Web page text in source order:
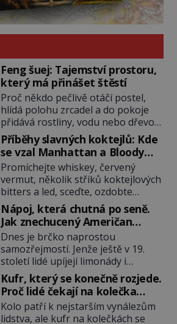
Feng šuej: Tajemství prostoru,
který má přinášet štěstí
Proč někdo pečlivě otáčí postel,
hlídá polohu zrcadel a do pokoje
přidává rostliny, vodu nebo dřevo?
Feng šuej tvrdí, že domov není jen
soubor zdí a nábytku. Je to prostor,
kterým proudí energie čchi a jeho
uspořádání může ovlivňovat, jak se
v něm člověk cítí. Feng šuej má
kořeny ve staré Číně a jeho historie
[…]
Příběhy slavných koktejlů: Kde
se vzal Manhattan a Bloody
Mary?
Promíchejte whiskey, červený
vermut, několik střiků koktejlových
bitters a led, sceďte, ozdobte
koktejlovou třešinkou a tadá…
Manhattan je tu! A pokud to má být
skutečně on, dejte si pozor, ať
místo klasické americké rye
whiskey či klidně bourbonu
nepoužijete skotskou whisku. Co
se stane? Inu, koktejl bude stále
skvělý, ale už to nebude
Manhattan ale […]
Nápoj, která chutná po seně.
Jak znechucený Američan
vymyslel brčko
Dnes je brčko naprostou
samozřejmostí. Jenže ještě v 19.
století lidé upíjejí limonády i
koktejly dutými stébly žita nebo
žitné slámy. Fungují sice dobře,
mají ale jednu nepříjemnou
vlastnost po chvíli se rozmáčejí a
Kufr, který se konečně rozjede.
Proč lidé čekají na kolečka
téměř pět tisíc let?
Kolo patří k nejstarším vynálezům
lidstva, ale kufr na kolečkách se